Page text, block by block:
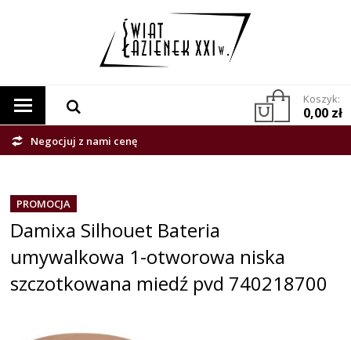
Koszyk:
0,00 zł
Negocjuj z nami cenę
PROMOCJA
Damixa Silhouet Bateria
umywalkowa 1-otworowa niska
szczotkowana miedź pvd 740218700